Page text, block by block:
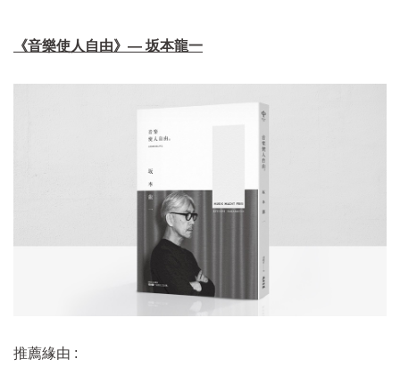
《音樂使人自由》— 坂本龍一
推薦緣由 :